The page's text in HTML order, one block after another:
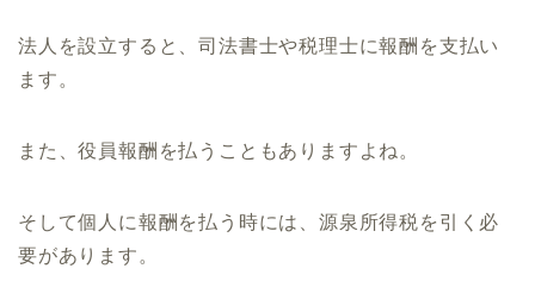
法人を設立すると、司法書士や税理士に報酬を支払い
ます。
また、役員報酬を払うこともありますよね。
そして個人に報酬を払う時には、源泉所得税を引く必
要があります。